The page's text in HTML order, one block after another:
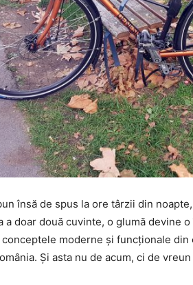
însă de spus la ore târzii din
a doar două cuvinte, o glumă devine
moderne și funcționale
Și asta nu de acum, ci de